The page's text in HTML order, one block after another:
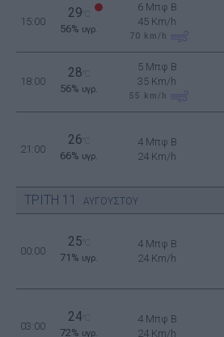
15:00
29
56% υγρ.
6 Μπφ B
45 Km/h
70 km/h
18:00
28
56% υγρ.
5 Μπφ B
35 Km/h
55 km/h
21:00
26
66% υγρ.
4 Μπφ B
24 Km/h
ΤΡΙΤΗ 11 ΑΥΓΟΥΣΤΟΥ
00:00
25
71% υγρ.
4 Μπφ B
24 Km/h
03:00
24°C
72% υγρ.
4 Μπφ B
24 Km/h